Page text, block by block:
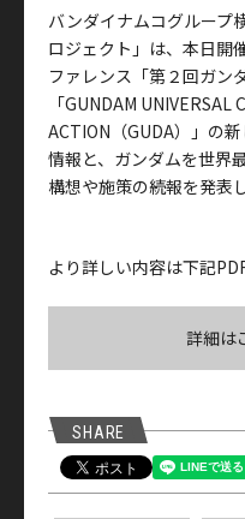
バンダイナムコグループ
ロジェクト」は、本日開
ファレンス「第２回ガン
「GUNDAM
ACTION（GUDA）」の
情報と、ガンダムを世界
構想や施策の続報を発表
より詳しい内容は下記
詳細は
SHARE